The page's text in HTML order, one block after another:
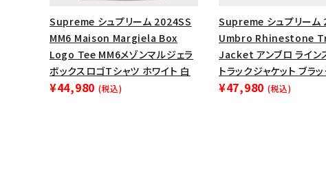
Supreme シュプリーム 2024SS
MM6 Maison Margiela Box
Logo Tee MM6メゾンマルジェラ
ボックスロゴTシャツ ホワイト 白
¥44,980 (税込)
Supreme シュプリーム
Umbro Rhinestone
Jacket アンブロ ライン
トラックジャケット ブラ
¥47,980 (税込)